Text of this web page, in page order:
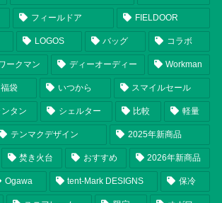
フィールドア FIELDOOR
LOGOS バッグ コラボ
ークマン ディーオーディー Workman
福袋 いつから スマイルセール
ンタン シェルター 比較 軽量
テンマクデザイン 2025年新商品
焚き火台 おすすめ 2026年新商品
Ogawa tent-Mark DESIGNS 保冷